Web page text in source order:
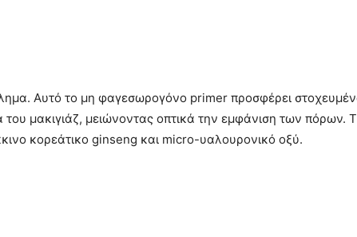
Αυτό το μη φαγεσωρογόνο primer προσφέρει
του μακιγιάζ, μειώνοντας οπτικά την εμφάνιση των πόρων.
κορεάτικο ginseng και micro-υαλουρονικό οξύ.